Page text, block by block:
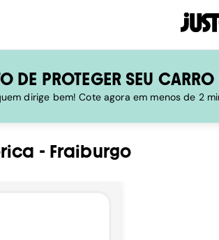
DE PROTEGER SEU
dirige bem! Cote agora em menos de 2
- Fraiburgo